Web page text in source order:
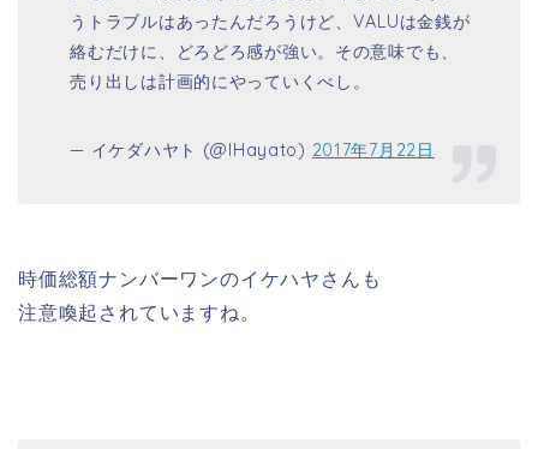
うトラブルはあったんだろうけど、VALUは金銭が
絡むだけに、どろどろ感が強い。その意味でも、
売り出しは計画的にやっていくべし。
— イケダハヤト (@IHayato) 2017年7月22日
時価総額ナンバーワンのイケハヤさんも
注意喚起されていますね。